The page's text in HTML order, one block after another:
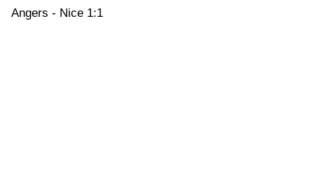
Angers - Nice 1:1